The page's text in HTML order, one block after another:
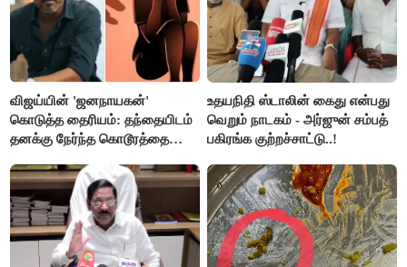
விஜய்யின் 'ஜனநாயகன்'
கொடுத்த தைரியம்: தந்தையிடம்
தனக்கு நேர்ந்த கொடூரத்தை
உதயநிதி ஸ்டாலின் கைது என்பது
வெறும் நாடகம் - அர்ஜுன் சம்பத்
பகிரங்க குற்றச்சாட்டு..!